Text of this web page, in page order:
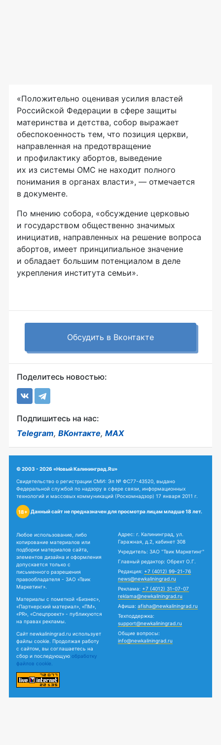
«Положительно оценивая усилия властей
Российской Федерации в сфере защиты
материнства и детства, собор выражает
обеспокоенность тем, что позиция церкви,
направленная на предотвращение
и профилактику абортов, выведение
их из системы ОМС не находит полного
понимания в органах власти», — отмечается
в документе.
По мнению собора, «обсуждение церковью
и государством общественно значимых
инициатив, направленных на решение вопроса
абортов, имеет принципиальное значение
и обладает большим потенциалом в деле
укрепления института семьи».
Обсудить в Вконтакте
Поделитесь новостью:
Подпишитесь на нас:
Telegram, ВКонтакте, MAX
© 2003 - 2026 «Новый Калининград.Ru»
Свидетельство о регистрации СМИ: Эл № ФС77-43520, выдано
Федеральной службой по надзору в сфере связи, информационных
технологий и массовых коммуникаций (Роскомнадзор) 17 января 2011 г.
18+ Данный сайт не предназначен для просмотра лицам младше 18 лет.
Любое использование, либо
копирование материалов или
подборки материалов сайта,
элементов дизайна и оформления
допускается только с
письменного разрешения
правообладателя - ЗАО «Твик
Маркетинг».
Материалы с пометкой «Бизнес»,
«Партнерский материал», «ПМ»,
«PR», «Спецпроект» - публикуются
на правах рекламы.
Сайт newkaliningrad.ru использует
файлы cookie. Продолжая работу
с сайтом, вы соглашаетесь на
сбор и последующую обработку
файлов cookie.
Адрес: г. Калининград, ул.
Гаражная, д.2, кабинет 308
Учредитель: ЗАО "Твик Маркетинг"
Главный редактор: Обрехт О.Г.
Редакция: +7 (4012) 99-21-76
news@newkaliningrad.ru
Реклама: +7 (4012) 31-07-07
reklama@newkaliningrad.ru
Афиша: afisha@newkaliningrad.ru
Техподдержка:
support@newkaliningrad.ru
Общие вопросы:
info@newkaliningrad.ru